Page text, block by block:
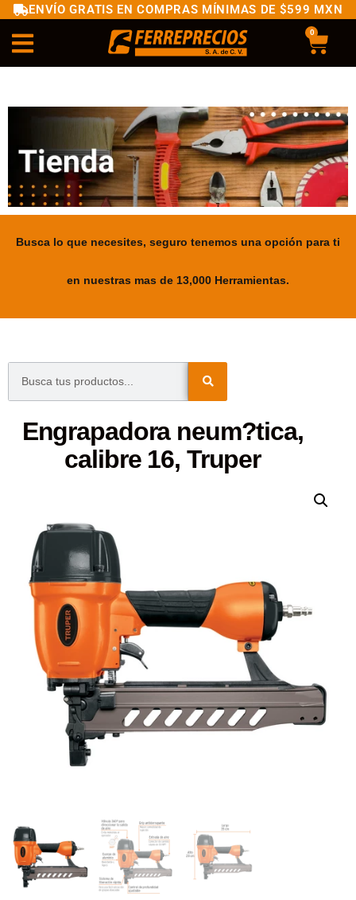
ENVÍO GRATIS EN COMPRAS MÍNIMAS DE $599 MXN
0
Busca lo que necesites, seguro tenemos una opción para ti
en nuestras mas de 13,000 Herramientas.
Engrapadora neum?tica,
calibre 16, Truper